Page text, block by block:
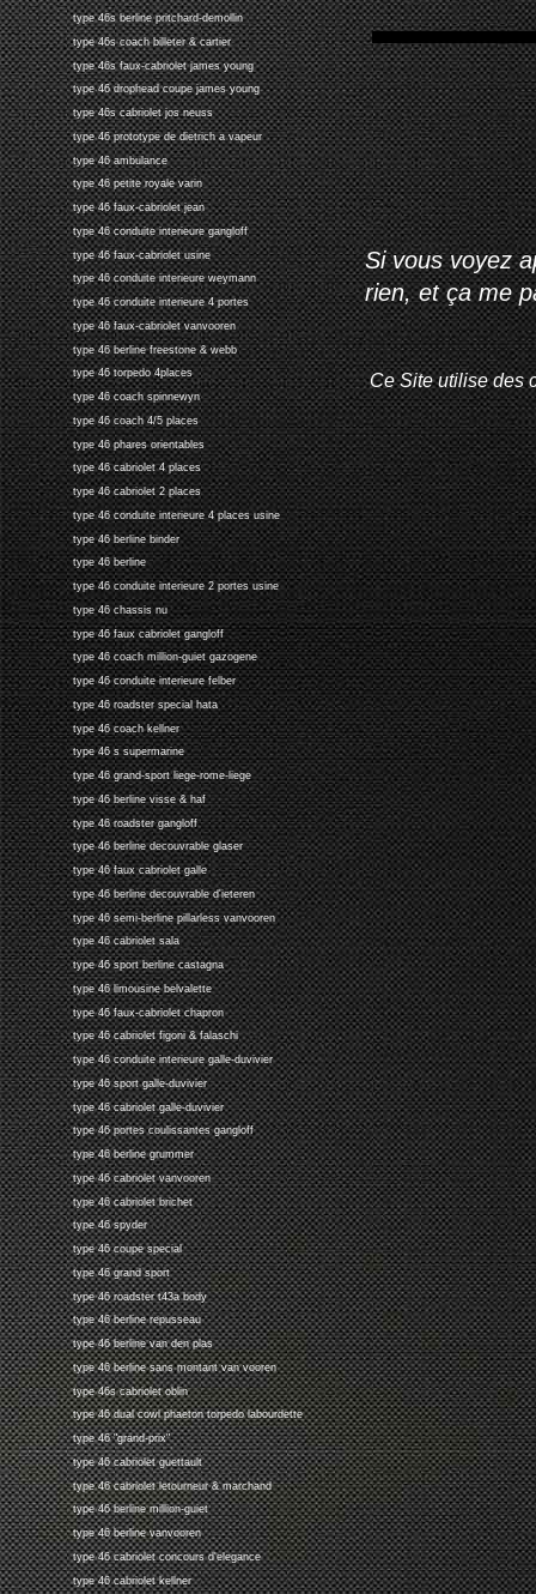
type 46s berline pritchard-demollin
type 46s coach billeter & cartier
type 46s faux-cabriolet james young
type 46 drophead coupe james young
type 46s cabriolet jos neuss
type 46 prototype de dietrich a vapeur
type 46 ambulance
type 46 petite royale varin
type 46 faux-cabriolet jean
type 46 conduite interieure gangloff
type 46 faux-cabriolet usine
type 46 conduite interieure weymann
type 46 conduite interieure 4 portes
type 46 faux-cabriolet vanvooren
type 46 berline freestone & webb
type 46 torpedo 4places
type 46 coach spinnewyn
type 46 coach 4/5 places
type 46 phares orientables
type 46 cabriolet 4 places
type 46 cabriolet 2 places
type 46 conduite interieure 4 places usine
type 46 berline binder
type 46 berline
type 46 conduite interieure 2 portes usine
type 46 chassis nu
type 46 faux cabriolet gangloff
type 46 coach million-guiet gazogene
type 46 conduite interieure felber
type 46 roadster special hata
type 46 coach kellner
type 46 s supermarine
type 46 grand-sport liege-rome-liege
type 46 berline visse & haf
type 46 roadster gangloff
type 46 berline decouvrable glaser
type 46 faux cabriolet galle
type 46 berline decouvrable d'ieteren
type 46 semi-berline pillarless vanvooren
type 46 cabriolet sala
type 46 sport berline castagna
type 46 limousine belvalette
type 46 faux-cabriolet chapron
type 46 cabriolet figoni & falaschi
type 46 conduite interieure galle-duvivier
type 46 sport galle-duvivier
type 46 cabriolet galle-duvivier
type 46 portes coulissantes gangloff
type 46 berline grummer
type 46 cabriolet vanvooren
type 46 cabriolet brichet
type 46 spyder
type 46 coupe special
type 46 grand sport
type 46 roadster t43a body
type 46 berline repusseau
type 46 berline van den plas
type 46 berline sans montant van vooren
type 46s cabriolet oblin
type 46 dual cowl phaeton torpedo labourdette
type 46 "grand-prix"
type 46 cabriolet guettault
type 46 cabriolet letourneur & marchand
type 46 berline million-guiet
type 46 berline vanvooren
type 46 cabriolet concours d'elegance
type 46 cabriolet kellner
Si vous voyez
rien, et ça me
Ce Site utilise des